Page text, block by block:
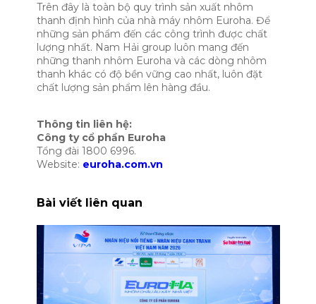
Trên đây là toàn bộ quy trình sản xuất nhôm
thanh định hình của nhà máy nhôm Euroha. Để
những sản phẩm đến các công trình được chất
lượng nhất. Nam Hải group luôn mang đến
những thanh nhôm Euroha và các dòng nhôm
thanh khác có độ bền vững cao nhất, luôn đặt
chất lượng sản phẩm lên hàng đầu.
Thông tin liên hệ:
Công ty cổ phần Euroha
Tổng đài 1800 6996.
Website: euroha.com.vn
Bài viết liên quan